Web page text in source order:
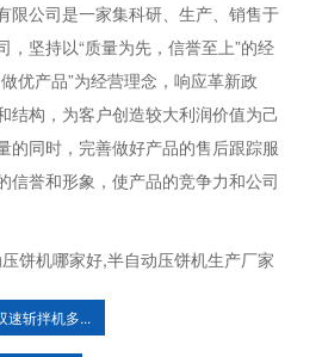
限公司是一家集科研、生产、销售于
，坚持以“质量为先，信誉至上”的经
优产品”为经营理念，响应革新政
结构，为客户创造较大利润价值为己
的同时，完善做好产品的售后跟踪服
信誉和形象，使产品的竞争力和公司
速斩拌机多...